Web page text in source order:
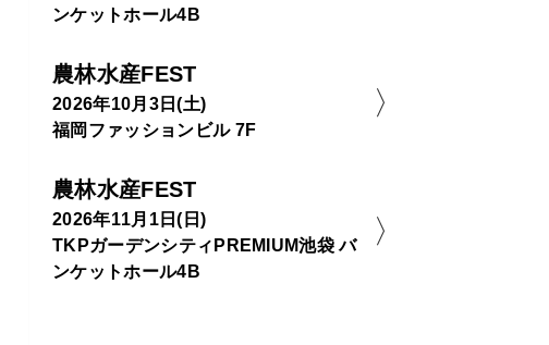
ンケットホール4B
農林水産FEST
2026年10月3日(土)
福岡ファッションビル 7F
農林水産FEST
2026年11月1日(日)
TKPガーデンシティPREMIUM池袋 バ
ンケットホール4B